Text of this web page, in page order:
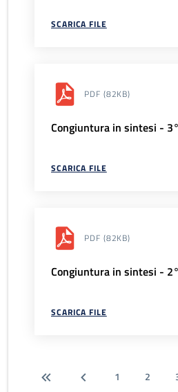
SCARICA FILE
PDF (82KB)
Congiuntura in sintesi -
SCARICA FILE
PDF (82KB)
Congiuntura in sintesi -
SCARICA FILE
1 2